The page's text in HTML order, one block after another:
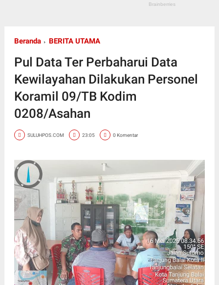
Beranda BERITA UTAMA
Pul Data Ter Perbaharui Data
Kewilayahan Dilakukan Personel
Koramil 09/TB Kodim
0208/Asahan
SULUHPOS.COM 23:05 0 Komentar